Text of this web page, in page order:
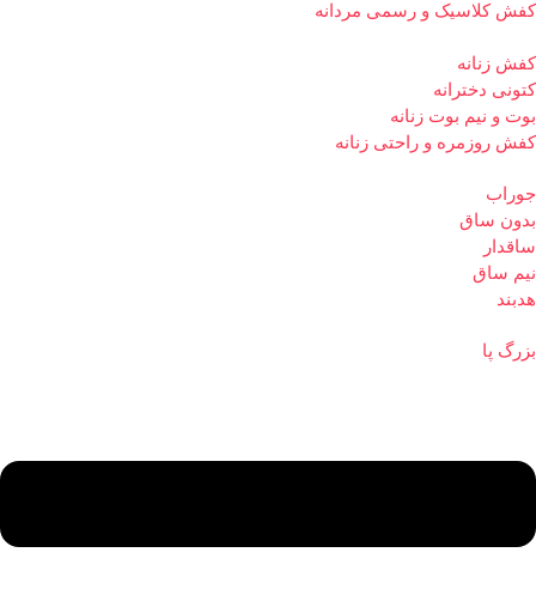
کفش کلاسیک و رسمی مردانه
کفش زنانه
کتونی دخترانه
بوت و نیم بوت زنانه
کفش روزمره و راحتی زنانه
جوراب
بدون ساق
ساقدار
نیم ساق
هدبند
بزرگ پا